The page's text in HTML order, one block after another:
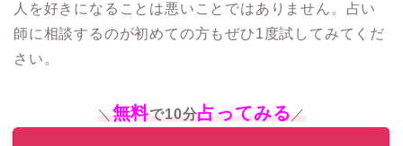
人を好きになることは悪いことではありません。占い
師に相談するのが初めての方もぜひ1度試してみてくだ
さい。
＼ 無料で10分占ってみる ／